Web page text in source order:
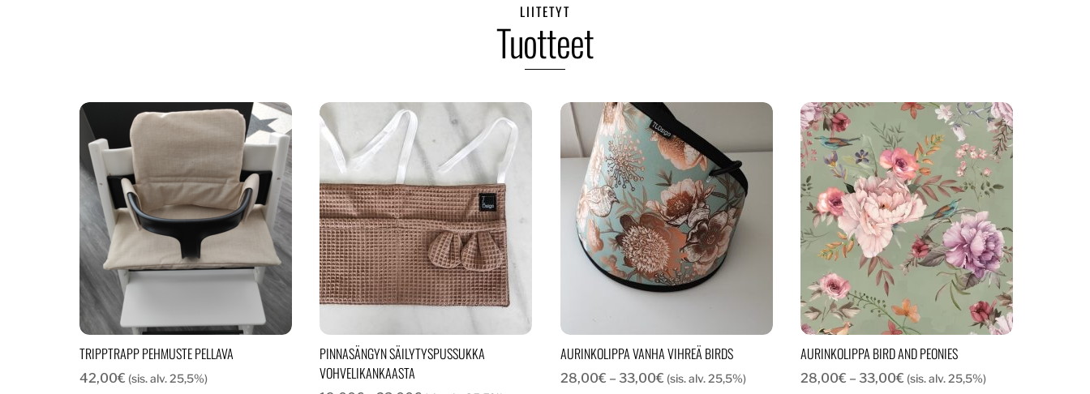
LIITETYT
Tuotteet
TRIPPTRAPP PEHMUSTE PELLAVA
42,00€ (sis. alv. 25,5%)
PINNASÄNGYN SÄILYTYSPUSSUKKA
VOHVELIKANKAASTA
AURINKOLIPPA VANHA VIHREÄ BIRDS
28,00€ – 33,00€Hintaluokka:
(sis. alv. 25,5%)
AURINKOLIPPA BIRD AND PEONIES
28,00€ – 33,00€Hintaluokka:
(sis. alv. 25,5%)